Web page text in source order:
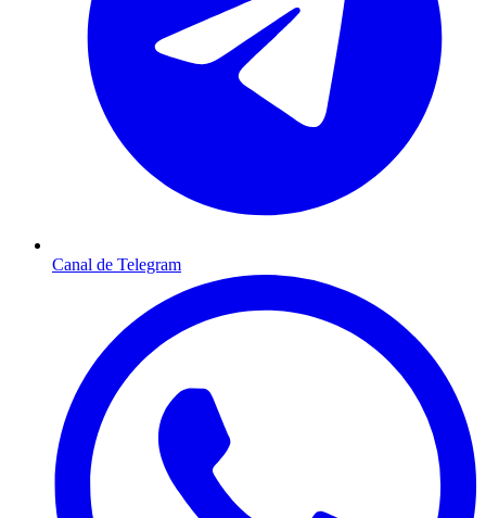
Canal de Telegram